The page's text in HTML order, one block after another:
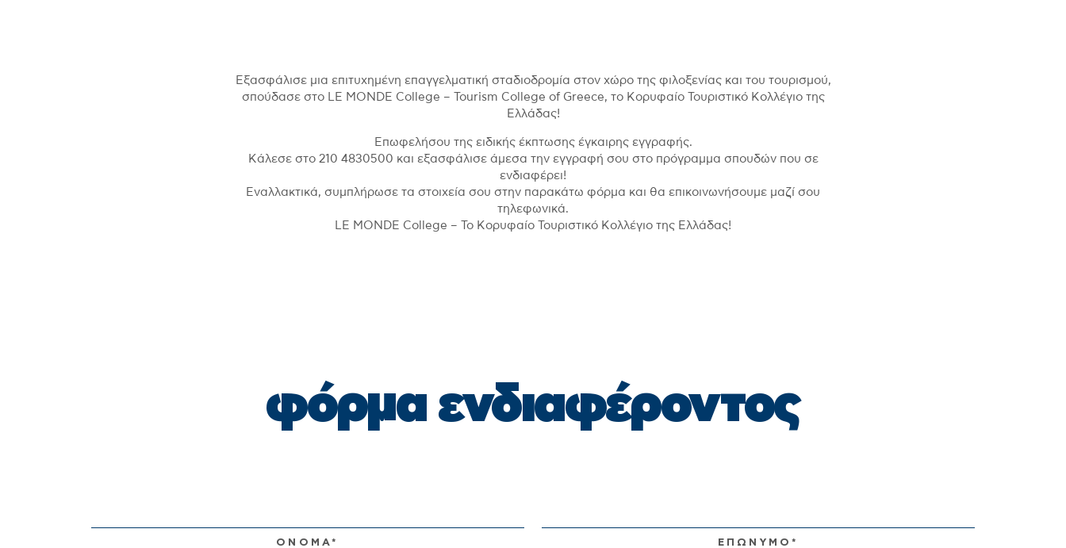
Εξασφάλισε μια επιτυχημένη επαγγελματική σταδιοδρομία στον χώρο της φιλοξενίας και του τουρισμού,
σπούδασε στο LE MONDE College – Tourism College of Greece, το Κορυφαίο Τουριστικό Κολλέγιο της
Ελλάδας!
Επωφελήσου της ειδικής έκπτωσης έγκαιρης εγγραφής.
Κάλεσε στο 210 4830500 και εξασφάλισε άμεσα την εγγραφή σου στο πρόγραμμα σπουδών που σε
ενδιαφέρει!
Εναλλακτικά, συμπλήρωσε τα στοιχεία σου στην παρακάτω φόρμα και θα επικοινωνήσουμε μαζί σου
τηλεφωνικά.
LE MONDE College – Το Κορυφαίο Τουριστικό Κολλέγιο της Ελλάδας!
φόρμα ενδιαφέροντος
ΟΝΟΜΑ* ΕΠΩΝΥΜΟ*